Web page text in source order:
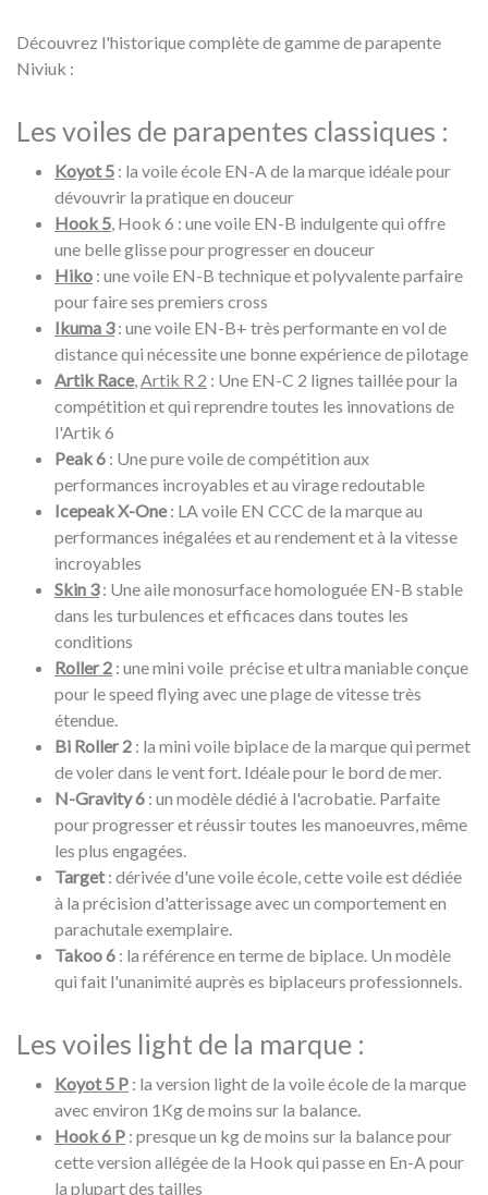
Découvrez l'historique complète de gamme de parapente
Niviuk :
Les voiles de parapentes classiques :
Koyot 5 : la voile école EN-A de la marque idéale pour
dévouvrir la pratique en douceur
Hook 5, Hook 6 : une voile EN-B indulgente qui offre
une belle glisse pour progresser en douceur
Hiko : une voile EN-B technique et polyvalente parfaire
pour faire ses premiers cross
Ikuma 3: une voile EN-B+ très performante en vol de
distance qui nécessite une bonne expérience de pilotage
Artik Race,Artik R 2 : Une EN-C 2 lignes taillée pour la
compétition et qui reprendre toutes les innovations de
l'Artik 6
Peak 6 : Une pure voile de compétition aux
performances incroyables et au virage redoutable
Icepeak X-One: LA voile EN CCC de la marque au
performances inégalées et au rendement et à la vitesse
incroyables
Skin 3: Une aile monosurface homologuée EN-B stable
dans les turbulences et efficaces dans toutes les
conditions
Roller 2 : une mini voile précise et ultra maniable conçue
pour le speed flying avec une plage de vitesse très
étendue.
Bi Roller 2 : la mini voile biplace de la marque qui permet
de voler dans le vent fort. Idéale pour le bord de mer.
N-Gravity 6 : un modèle dédié à l'acrobatie. Parfaite
pour progresser et réussir toutes les manoeuvres, même
les plus engagées.
Target: dérivée d'une voile école, cette voile est dédiée
à la précision d'atterissage avec un comportement en
parachutale exemplaire.
Takoo 6 : la référence en terme de biplace. Un modèle
qui fait l'unanimité auprès es biplaceurs professionnels.
Les voiles light de la marque :
Koyot 5 P : la version light de la voile école de la marque
avec environ 1Kg de moins sur la balance.
Hook 6 P : presque un kg de moins sur la balance pour
cette version allégée de la Hook qui passe en En-A pour
la plupart des tailles